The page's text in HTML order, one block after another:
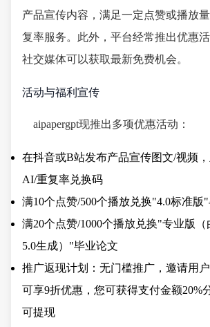
产品宣传内容，满足一定点赞或播放
复率服务。此外，平台经常推出优惠
社交媒体可以获取最新免费机会。
活动与福利宣传
aipapergpt现推出多项优惠活动：
在抖音或B站发布产品宣传图文/视频
AI/重复率兑换码
满10个点赞/500个播放兑换"4.0标准版
满20个点赞/1000个播放兑换"专业版（
5.0生成）"毕业论文
推广返现计划：无门槛推广，邀请用
可享9折优惠，您可获得支付金额20%
可提现